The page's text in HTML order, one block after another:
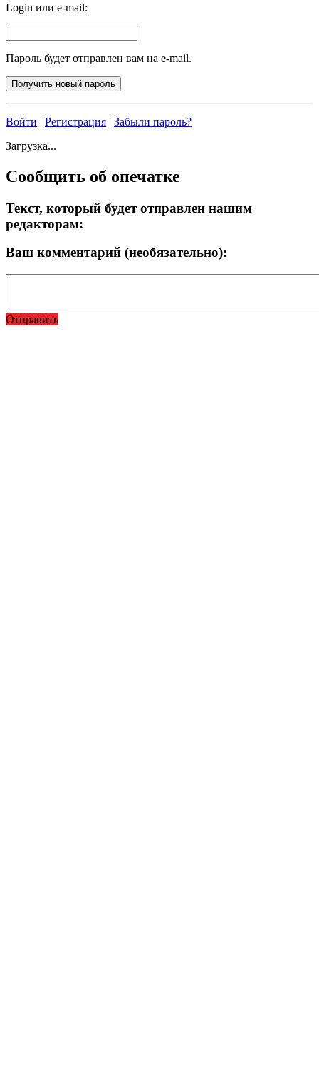
Login или e-mail:
Пароль будет отправлен вам на e-mail.
Войти | Регистрация | Забыли пароль?
Загрузка...
Сообщить об опечатке
Текст, который будет отправлен нашим
редакторам:
Ваш комментарий (необязательно):
Отправить